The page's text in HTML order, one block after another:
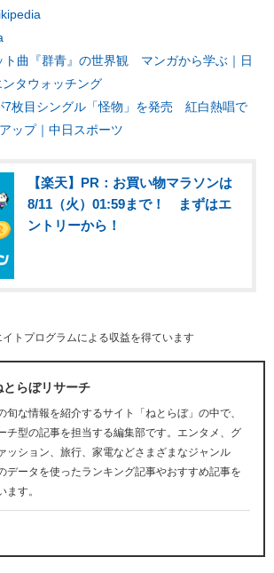
ト曲『群青』の世界観 マンガから学ぶ｜日
タウォッチング
7枚目シングル「怪物」を発売 紅白熱唱で
ップ｜中日スポーツ
【楽天】PR：お買い物マラソンは
8/11（火）01:59まで！ まずはエ
ントリーから！
トプログラムによる収益を得ています
とらぼリサーチ
旬な情報を紹介するサイト「ねとらぼ」の中で、
チ型の記事を担当する編集部です。エンタメ、グ
ッション、旅行、家電などさまざまなジャンル
データを使ったランキング記事やおすすめ記事を
ます。